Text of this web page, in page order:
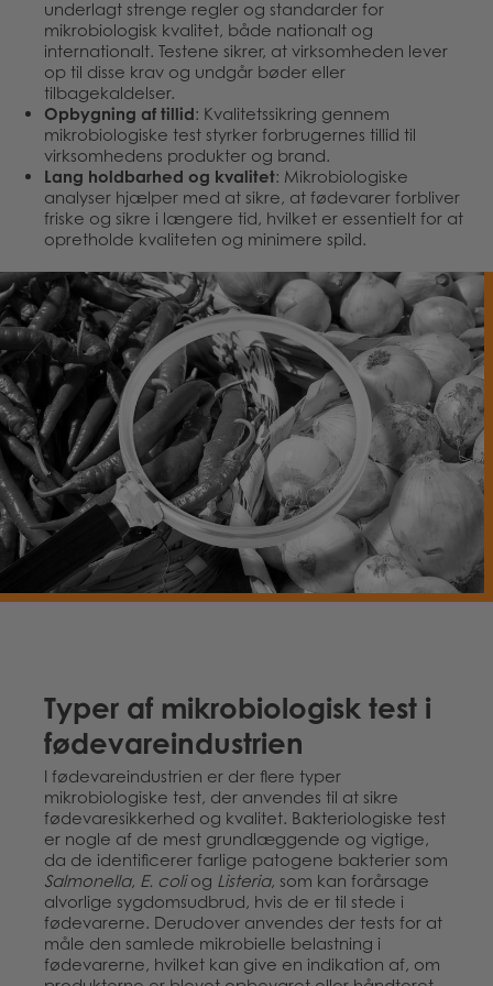
underlagt strenge regler og standarder for
mikrobiologisk kvalitet, både nationalt og
internationalt. Testene sikrer, at virksomheden lever
op til disse krav og undgår bøder eller
tilbagekaldelser.
Opbygning af tillid: Kvalitetssikring gennem
mikrobiologiske test styrker forbrugernes tillid til
virksomhedens produkter og brand.
Lang holdbarhed og kvalitet: Mikrobiologiske
analyser hjælper med at sikre, at fødevarer forbliver
friske og sikre i længere tid, hvilket er essentielt for at
opretholde kvaliteten og minimere spild.
Typer af mikrobiologisk test i
fødevareindustrien
I fødevareindustrien er der flere typer
mikrobiologiske test, der anvendes til at sikre
fødevaresikkerhed og kvalitet. Bakteriologiske test
er nogle af de mest grundlæggende og vigtige,
da de identificerer farlige patogene bakterier som
Salmonella, E. coliog Listeria, som kan forårsage
alvorlige sygdomsudbrud, hvis de er til stede i
fødevarerne. Derudover anvendes der tests for at
måle den samlede mikrobielle belastning i
fødevarerne, hvilket kan give en indikation af, om